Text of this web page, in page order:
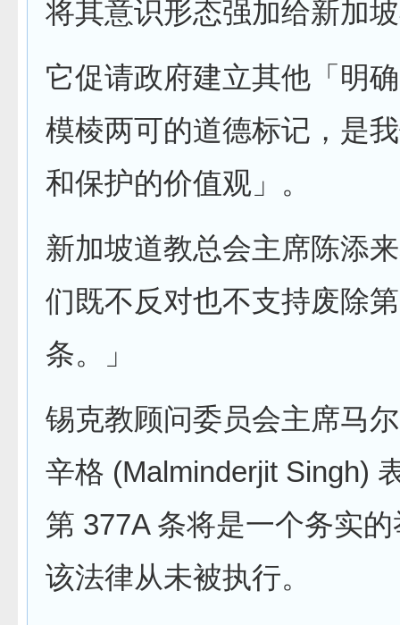
将其意识形态强加给新加
它促请政府建立其他「明
模棱两可的道德标记，是
和保护的价值观」。
新加坡道教总会主席陈添
们既不反对也不支持废除
条。」
锡克教顾问委员会主席马
辛格 (Malminderjit Singh)
第 377A 条将是一个务实
该法律从未被执行。